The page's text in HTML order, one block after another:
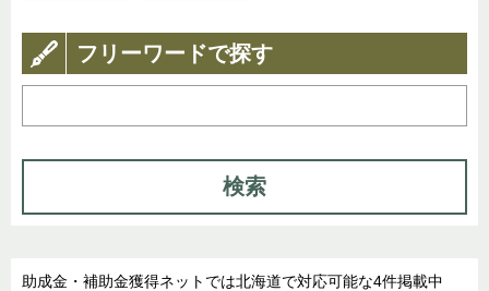
フリーワードで探す
検索
助成金・補助金獲得ネットでは北海道で対応可能な4件掲載中